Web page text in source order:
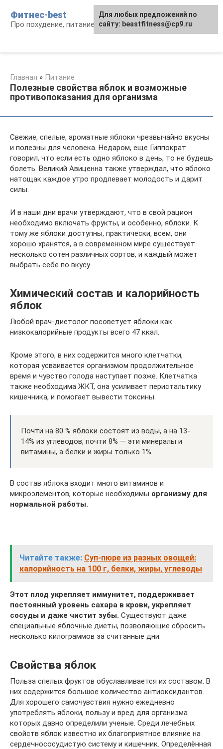
контенту
Фитнес-best
Про похудение, питание и фитнес
Главная » Питание
Полезные свойства яблок и возможные
противопоказания для организма
Свежие, спелые, ароматные яблоки чрезвычайно вкусны
и полезны для человека. Недаром, еще Гиппократ
говорил, что если есть одно яблоко в день, то не будешь
болеть. Великий Авиценна также утверждал, что яблоко
натощак каждое утро продлевает молодость и дарит
силы.
И в наши дни врачи утверждают, что в свой рацион
необходимо включать фрукты, и особенно, яблоки. К
тому же яблоки доступны, практически, всем, они
хорошо хранятся, а в современном мире существует
несколько сотен различных сортов, и каждый может
выбрать себе по вкусу.
Химический состав и калорийность
яблок
Любой врач-диетолог посоветует яблоки как
низкокалорийные продукты всего 47 ккал.
Кроме этого, в них содержится много клетчатки,
которая усваивается организмом продолжительное
время и чувство голода наступает позже. Клетчатка
также необходима ЖКТ, она усиливает перистальтику
кишечника, и помогает вывести токсины.
Почти на 80 % яблоки состоят из воды, а на 13-
14% из углеводов, почти 8% — эти минералы и
витамины, а белки и жиры только 1%.
В состав яблока входит много витаминов и
микроэлементов, которые необходимы организму для
нормальной работы.
Читайте также: Суп-пюре из разных овощей:
калорийность на 100 г, белки, жиры, углеводы
Этот плод укрепляет иммунитет, поддерживает
постоянный уровень сахара в крови, укрепляет
сосуды и даже чистит зубы. Существуют даже
специальные яблочные диеты, позволяющие сбросить
несколько килограммов за считанные дни.
Свойства яблок
Польза спелых фруктов обуславливается их составом. В
них содержится большое количество антиоксидантов.
Для хорошего самочувствия нужно ежедневно
употреблять яблоки, пользу и вред для организма
которых давно определили ученые. Среди лечебных
свойств яблок известно их благоприятное влияние на
сердечнососудистую систему и кишечник. Определённая
Для любых предложений по
сайту: beastfitness@cp9.ru